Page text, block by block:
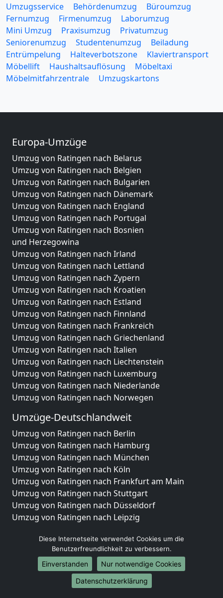
Umzugsservice Behördenumzug
Büroumzug
Fernumzug
Firmenumzug
Laborumzug
Mini Umzug
Praxisumzug
Privatumzug
Seniorenumzug
Studentenumzug
Beiladung
Entrümpelung
Halteverbotszone
Klaviertransport
Möbellift
Haushaltsauflösung
Möbeltaxi
Möbelmitfahrzentrale
Umzugskartons
Europa-Umzüge
Umzug von Ratingen nach Belarus
Umzug von Ratingen nach Belgien
Umzug von Ratingen nach Bulgarien
Umzug von Ratingen nach Dänemark
Umzug von Ratingen nach England
Umzug von Ratingen nach Portugal
Umzug von Ratingen nach Bosnien
und Herzegowina
Umzug von Ratingen nach Irland
Umzug von Ratingen nach Lettland
Umzug von Ratingen nach Zypern
Umzug von Ratingen nach Kroatien
Umzug von Ratingen nach Estland
Umzug von Ratingen nach Finnland
Umzug von Ratingen nach Frankreich
Umzug von Ratingen nach Griechenland
Umzug von Ratingen nach Italien
Umzug von Ratingen nach Liechtenstein
Umzug von Ratingen nach Luxemburg
Umzug von Ratingen nach Niederlande
Umzug von Ratingen nach Norwegen
Umzüge-Deutschlandweit
Umzug von Ratingen nach Berlin
Umzug von Ratingen nach Hamburg
Umzug von Ratingen nach München
Umzug von Ratingen nach Köln
Umzug von Ratingen nach Frankfurt am Main
Umzug von Ratingen nach Stuttgart
Umzug von Ratingen nach Düsseldorf
Umzug von Ratingen nach Leipzig
Umzug von Ratingen nach Essen
Umzug von Ratingen nach Bremen
Umzug von Ratingen nach Dresden
Umzug von Ratingen nach Hannover
Umzug von Ratingen nach Nürnberg
Diese Internetseite verwendet Cookies um die
Benutzerfreundlichkeit zu verbessern.
Einverstanden
Nur notwendige Cookies
Datenschutzerklärung